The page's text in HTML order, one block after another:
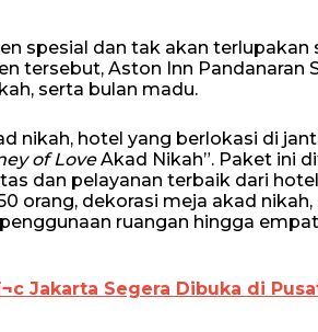
spesial dan tak akan terlupakan
tersebut, Aston Inn Pandanaran
serta bulan madu.
nikah, hotel yang berlokasi di
of LoveAkad Nikah”. Paket ini
dan pelayanan terbaik dari
orang, dekorasi meja akad nikah,
ruangan hingga
Jakarta Segera Dibuka di